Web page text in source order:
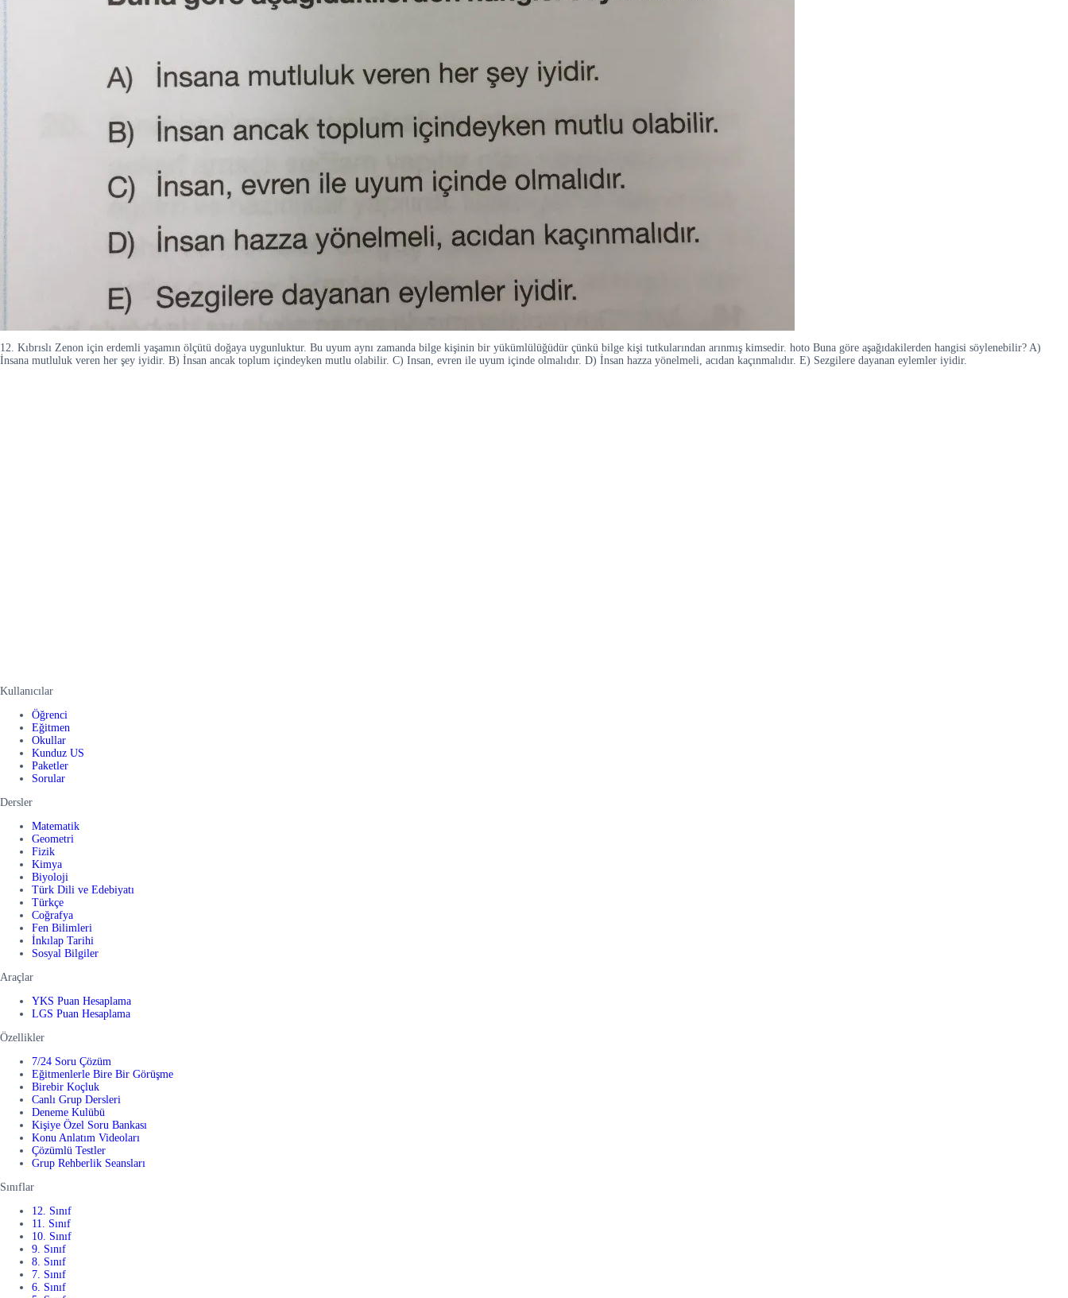
12. Kıbrıslı Zenon için erdemli yaşamın ölçütü doğaya uygunluktur. Bu uyum aynı zamanda bilge kişinin bir yükümlülüğüdür çünkü bilge kişi tutkularından arınmış kimsedir. hoto Buna göre aşağıdakilerden hangisi söylenebilir? A)
İnsana mutluluk veren her şey iyidir. B) İnsan ancak toplum içindeyken mutlu olabilir. C) Insan, evren ile uyum içinde olmalıdır. D) İnsan hazza yönelmeli, acıdan kaçınmalıdır. E) Sezgilere dayanan eylemler iyidir.
Kullanıcılar
Öğrenci
Eğitmen
Okullar
Kunduz US
Paketler
Sorular
Dersler
Matematik
Geometri
Fizik
Kimya
Biyoloji
Türk Dili ve Edebiyatı
Türkçe
Coğrafya
Fen Bilimleri
İnkılap Tarihi
Sosyal Bilgiler
Araçlar
YKS Puan Hesaplama
LGS Puan Hesaplama
Özellikler
7/24 Soru Çözüm
Eğitmenlerle Bire Bir Görüşme
Birebir Koçluk
Canlı Grup Dersleri
Deneme Kulübü
Kişiye Özel Soru Bankası
Konu Anlatım Videoları
Çözümlü Testler
Grup Rehberlik Seansları
Sınıflar
12. Sınıf
11. Sınıf
10. Sınıf
9. Sınıf
8. Sınıf
7. Sınıf
6. Sınıf